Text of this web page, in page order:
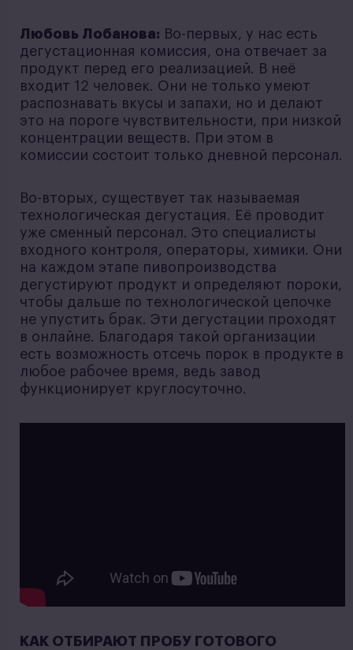
Любовь Лобанова: Во-первых, у нас есть
дегустационная комиссия, она отвечает за
продукт перед его реализацией. В неё
входит 12 человек. Они не только умеют
распознавать вкусы и запахи, но и делают
это на пороге чувствительности, при низкой
концентрации веществ. При этом в
комиссии состоит только дневной персонал.
Во-вторых, существует так называемая
технологическая дегустация. Её проводит
уже сменный персонал. Это специалисты
входного контроля, операторы, химики. Они
на каждом этапе пивопроизводства
дегустируют продукт и определяют пороки,
чтобы дальше по технологической цепочке
не упустить брак. Эти дегустации проходят
в онлайне. Благодаря такой организации
есть возможность отсечь порок в продукте в
любое рабочее время, ведь завод
функционирует круглосуточно.
КАК ОТБИРАЮТ ПРОБУ ГОТОВОГО